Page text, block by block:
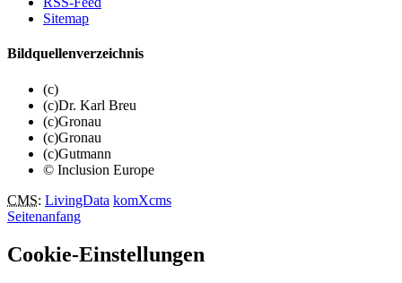
Sitemap
Bildquellenverzeichnis
(c)
(c)Dr. Karl Breu
(c)Gronau
(c)Gronau
(c)Gutmann
© Inclusion Europe
CMS: LivingData komXcms
Seitenanfang
Cookie-Einstellungen